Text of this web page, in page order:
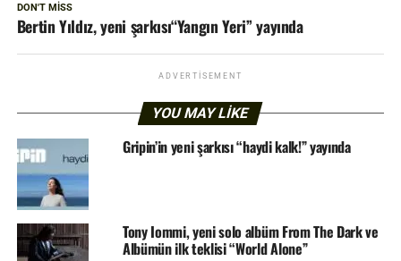
DON'T MISS
Bertin Yıldız, yeni şarkısı“Yangın Yeri” yayında
ADVERTISEMENT
YOU MAY LIKE
Gripin’in yeni şarkısı “haydi kalk!” yayında
Tony Iommi, yeni solo albüm From The Dark ve
Albümün ilk teklisi “World Alone”